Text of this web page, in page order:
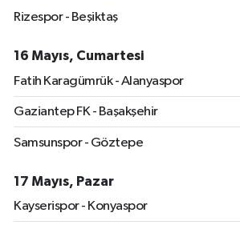
Rizespor - Beşiktaş
16 Mayıs, Cumartesi
Fatih Karagümrük - Alanyaspor
Gaziantep FK - Başakşehir
Samsunspor - Göztepe
17 Mayıs, Pazar
Kayserispor - Konyaspor